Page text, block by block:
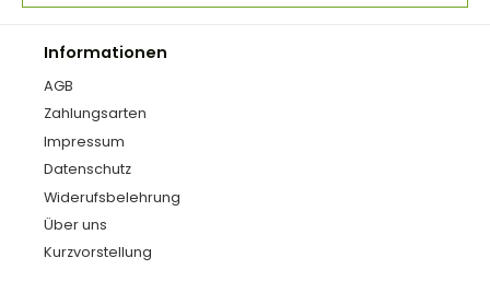
Informationen
AGB
Zahlungsarten
Impressum
Datenschutz
Widerufsbelehrung
Über uns
Kurzvorstellung